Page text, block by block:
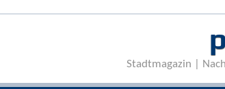
Stadtmagazin |